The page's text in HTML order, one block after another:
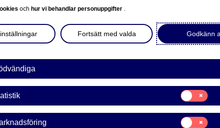
och hur vi behandlar personuppgifter .
Godkänn
Fortsätt med valda
Samtycke
för:
Statistik
Samtycke